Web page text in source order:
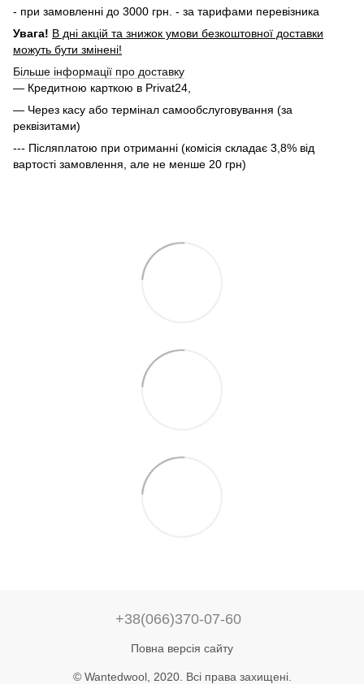
- при замовленні до 3000 грн. - за тарифами перевізника
Увага! В дні акцій та знижок умови безкоштовної доставки
можуть бути змінені!
Більше інформації про доставку
— Кредитною карткою в Privat24,
— Через касу або термінал самообслуговування (за
реквізитами)
--- Післяплатою при отриманні (комісія складає 3,8% від
вартості замовлення, але не менше 20 грн)
+38(066)370-07-60
Повна версія сайту
© Wantedwool, 2020. Всі права захищені.